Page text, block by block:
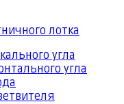
лотка
угла
угла